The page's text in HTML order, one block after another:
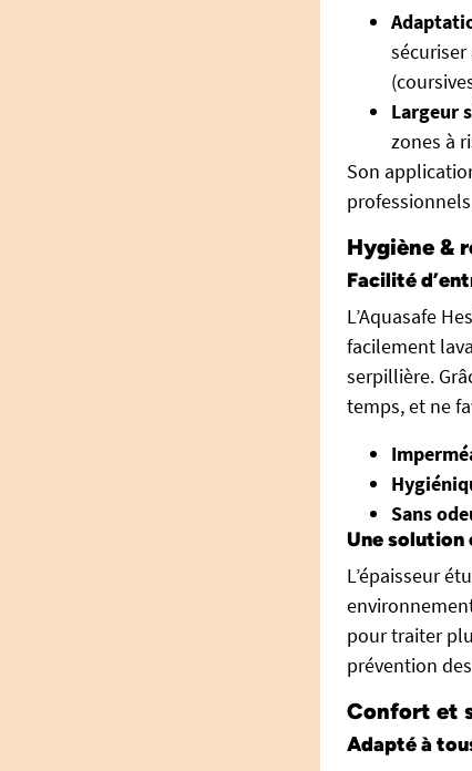
Largeur
zones à
Son
Hygiène &
Facilité
L’Aquasafe
facilement
serpillière.
temps, et ne
Sans
Une solution
L’épaisseur
pour traiter
prévention
Confort et
Adapté à